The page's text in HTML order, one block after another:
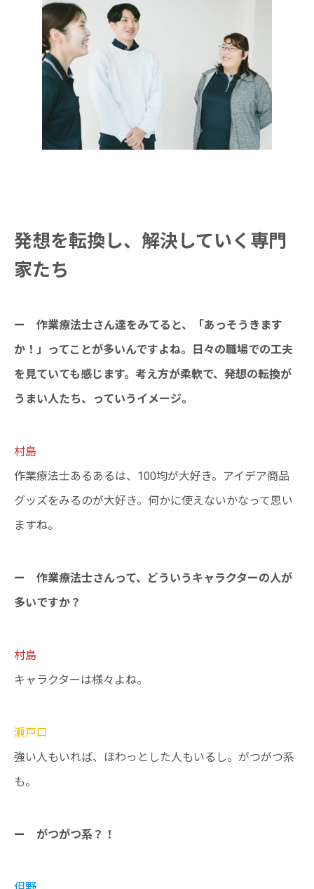
発想を転換し、解決していく専門
家たち
ー 作業療法士さん達をみてると、「あっそうきます
か！」ってことが多いんですよね。日々の職場での工夫
を見ていても感じます。考え方が柔軟で、発想の転換が
うまい人たち、っていうイメージ。
村島
作業療法士あるあるは、100均が大好き。アイデア商品
グッズをみるのが大好き。何かに使えないかなって思い
ますね。
ー 作業療法士さんって、どういうキャラクターの人が
多いですか？
村島
キャラクターは様々よね。
瀬戸口
強い人もいれば、ほわっとした人もいるし。がつがつ系
も。
ー がつがつ系？！